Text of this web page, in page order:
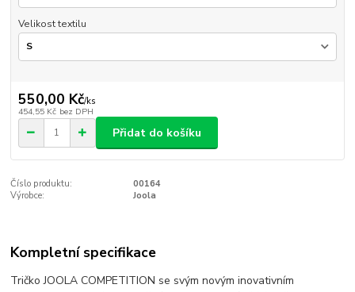
Velikost textilu
550,00 Kč/ks
454,55 Kč bez DPH
Přidat do košíku
Číslo produktu:
00164
Výrobce:
Joola
Kompletní specifikace
Tričko JOOLA COMPETITION se svým novým inovativním